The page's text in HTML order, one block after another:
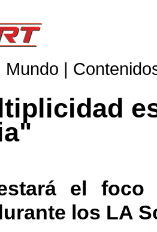
Mundo |
el
los LA